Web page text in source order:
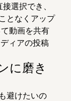
選択でき、
となくアップ
動画を共有
ィアの投稿
磨き
避けたいの